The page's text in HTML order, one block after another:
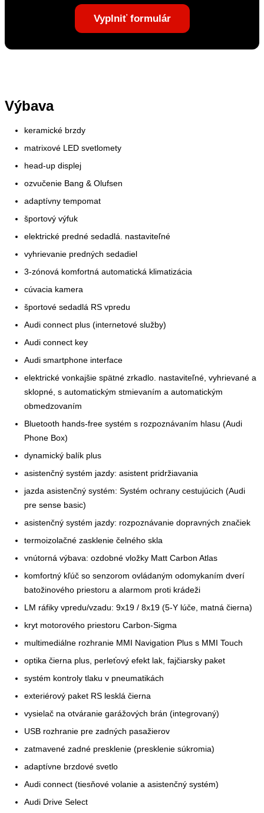
Vyplniť formulár
Výbava
keramické brzdy
matrixové LED svetlomety
head-up displej
ozvučenie Bang & Olufsen
adaptívny tempomat
športový výfuk
elektrické predné sedadlá. nastaviteľné
vyhrievanie predných sedadiel
3-zónová komfortná automatická klimatizácia
cúvacia kamera
športové sedadlá RS vpredu
Audi connect plus (internetové služby)
Audi connect key
Audi smartphone interface
elektrické vonkajšie spätné zrkadlo. nastaviteľné, vyhrievané a
sklopné, s automatickým stmievaním a automatickým
obmedzovaním
Bluetooth hands-free systém s rozpoznávaním hlasu (Audi
Phone Box)
dynamický balík plus
asistenčný systém jazdy: asistent pridržiavania
jazda asistenčný systém: Systém ochrany cestujúcich (Audi
pre sense basic)
asistenčný systém jazdy: rozpoznávanie dopravných značiek
termoizolačné zasklenie čelného skla
vnútorná výbava: ozdobné vložky Matt Carbon Atlas
komfortný kľúč so senzorom ovládaným odomykaním dverí
batožinového priestoru a alarmom proti krádeži
LM ráfiky vpredu/vzadu: 9x19 / 8x19 (5-Y lúče, matná čierna)
kryt motorového priestoru Carbon-Sigma
multimediálne rozhranie MMI Navigation Plus s MMI Touch
optika čierna plus, perleťový efekt lak, fajčiarsky paket
systém kontroly tlaku v pneumatikách
exteriérový paket RS lesklá čierna
vysielač na otváranie garážových brán (integrovaný)
USB rozhranie pre zadných pasažierov
zatmavené zadné presklenie (presklenie súkromia)
adaptívne brzdové svetlo
Audi connect (tiesňové volanie a asistenčný systém)
Audi Drive Select